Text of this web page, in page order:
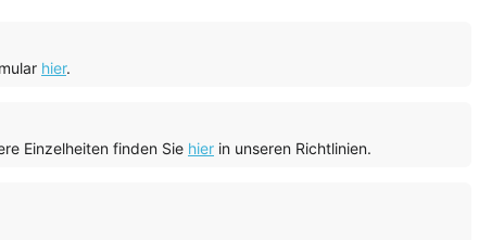
hier.
Einzelheiten finden Sie hier in unseren Richtlinien.